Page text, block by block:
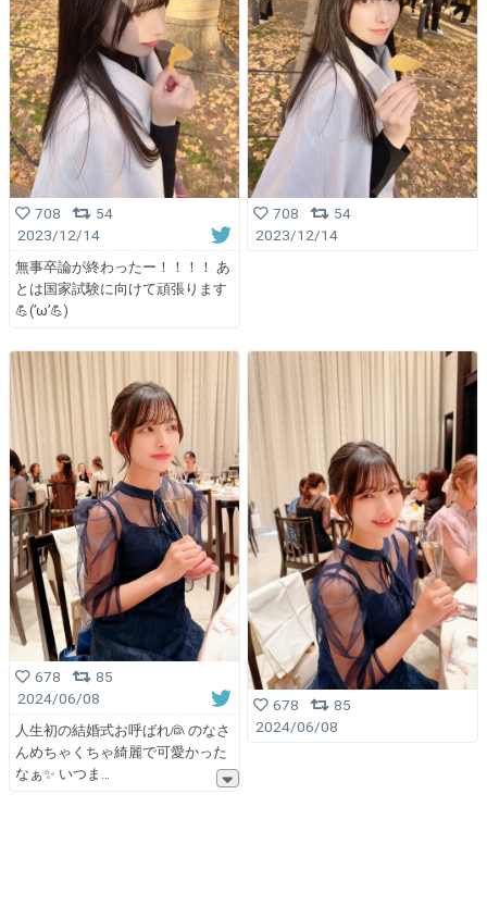
708
54
2023/12/14
無事卒論が終わったー！！！！ あ
とは国家試験に向けて頑張ります
💪(’ω’💪)
708
54
2023/12/14
678
85
2024/06/08
人生初の結婚式お呼ばれ👰 のなさ
んめちゃくちゃ綺麗で可愛かった
なぁ✨ いつま
678
85
2024/06/08